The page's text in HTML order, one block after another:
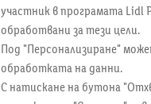
участник в програмата Lidl
обработвани за тези цели.
Под "Персонализиране"
обработката на данни.
С натискане на бутона